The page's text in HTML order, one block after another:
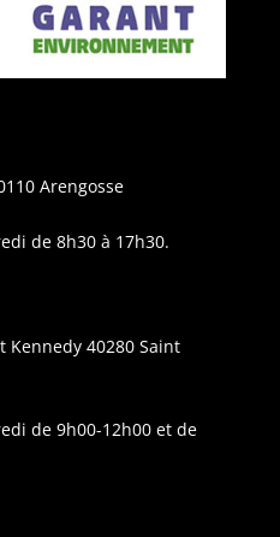
Arengosse
de 8h30 à 17h30.
Kennedy 40280 Saint
de 9h00-12h00 et de